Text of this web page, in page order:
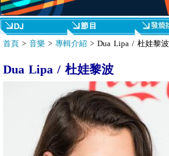
首頁 > 音樂 > 專輯介紹 > Dua Lipa / 杜娃黎波
Dua Lipa / 杜娃黎波